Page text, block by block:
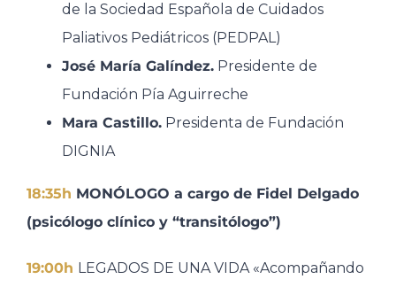
de la Sociedad Española de Cuidados
Paliativos Pediátricos (PEDPAL)​
José María Galíndez.Presidente de
Fundación Pía Aguirreche​
Mara Castillo.Presidenta de Fundación
DIGNIA
18:35h MONÓLOGO a cargo de Fidel Delgado
(psicólogo clínico y “transitólogo”)​
19:00h LEGADOS DE UNA VIDA «Acompañando